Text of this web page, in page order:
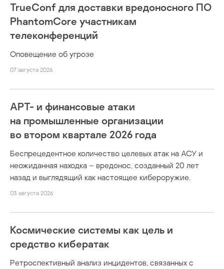
TrueConf для доставки вредоносного ПО
PhantomCore участникам
телеконференций
Оповещение об угрозе
07 августа 2026
APT- и финансовые атаки
на промышленные организации
во втором квартале 2026 года
Беспрецедентное количество целевых атак на АСУ и
неожиданная находка – вредонос, созданный 20 лет
назад и выглядящий как настоящее кибероружие.
03 августа 2026
Космические системы как цель и
средство кибератак
Ретроспективный анализ инцидентов, связанных с